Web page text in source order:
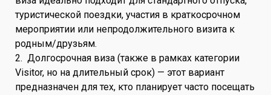
туристической поездки, участия в краткосрочном
мероприятии или непродолжительного визита к
родным/друзьям.
2. Долгосрочная виза (также в рамках категории
Visitor, но на длительный срок) — этот вариант
предназначен для тех, кто планирует часто посещать